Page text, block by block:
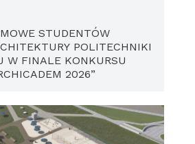
STUDENTÓW
POLITECHNIKI
W FINALE KONKURSU
2026”